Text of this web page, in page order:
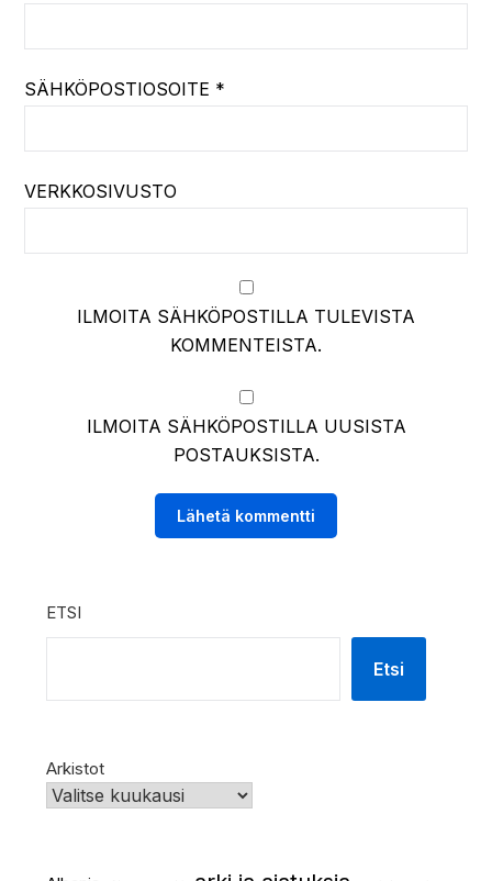
SÄHKÖPOSTIOSOITE *
VERKKOSIVUSTO
ILMOITA SÄHKÖPOSTILLA TULEVISTA
KOMMENTEISTA.
ILMOITA SÄHKÖPOSTILLA UUSISTA
POSTAUKSISTA.
ETSI
Etsi
Arkistot